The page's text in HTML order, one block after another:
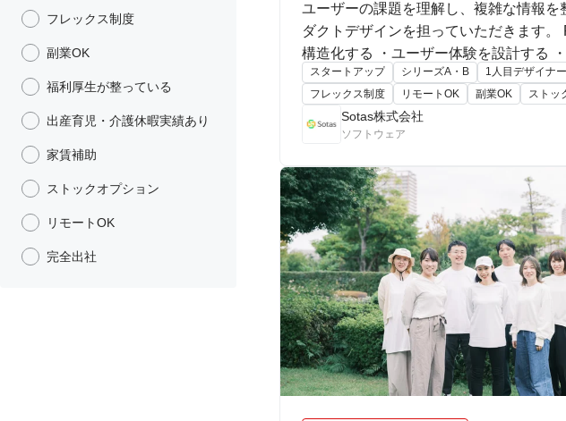
フレックス制度
副業OK
福利厚生が整っている
出産育児・介護休暇実績あり
家賃補助
ストックオプション
リモートOK
完全出社
ユーザーの課題を理解し、複雑な情報
ダクトデザインを担っていただきます。 PdMやエンジニアと対等な立場で議論しながら ・課題を定義する ・情報を
構造化する ・ユーザー体験を設計する ・UIへ落とし込む ・
だきたいと考えています。
スタートアップ シリーズA・B 1人目デザイナー
フレックス制度
リモートOK 副業OK ストッ
Sotas株式会社
ソフトウェア